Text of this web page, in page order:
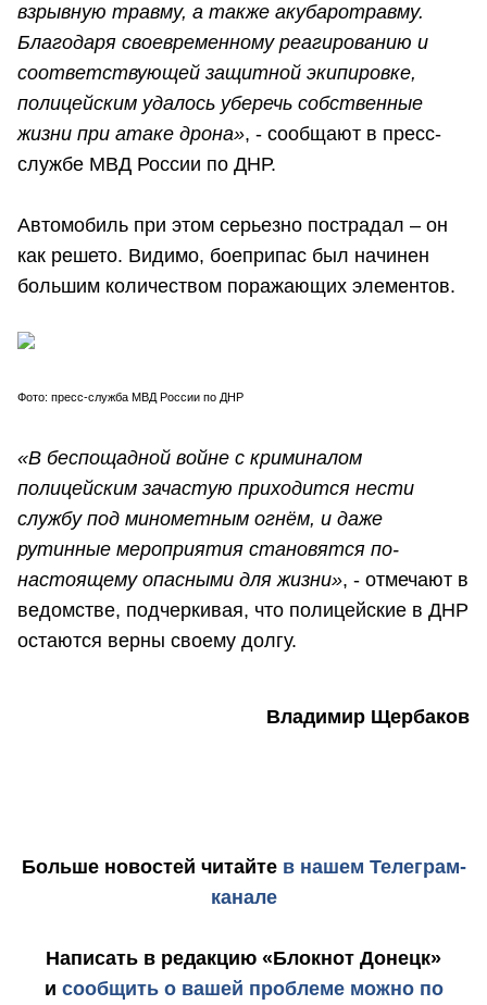
взрывную травму, а также акубаротравму.
Благодаря своевременному реагированию и
соответствующей защитной экипировке,
полицейским удалось уберечь собственные
жизни при атаке дрона», - сообщают в пресс-
службе МВД России по ДНР.
Автомобиль при этом серьезно пострадал – он
как решето. Видимо, боеприпас был начинен
большим количеством поражающих элементов.
Фото: пресс-служба МВД России по ДНР
«В беспощадной войне с криминалом
полицейским зачастую приходится нести
службу под минометным огнём, и даже
рутинные мероприятия становятся по-
настоящему опасными для жизни», - отмечают в
ведомстве, подчеркивая, что полицейские в ДНР
остаются верны своему долгу.
Владимир Щербаков
Больше новостей читайте в нашем Телеграм-
канале
Написать в редакцию «Блокнот Донецк»
и сообщить о вашей проблеме можно по